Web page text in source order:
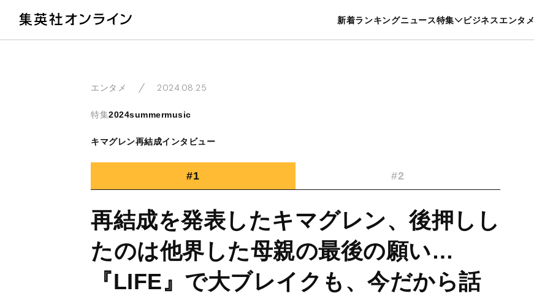
新着ランキングニュース特集 ビジネスエンタメ
暮らし スポーツ ヘルスケア 美容 グルメ
エンタメ 2024.08.25
特集2024summermusic
キマグレン再結成インタビュー
#1 #2
再結成を発表したキマグレン、後押しし
たのは他界した母親の最後の願い…
『LIFE』で大ブレイクも、今だから話